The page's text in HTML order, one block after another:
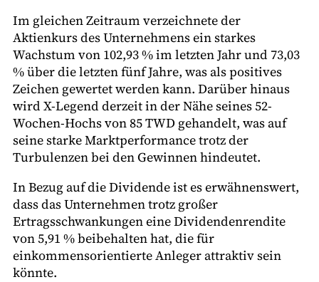
Im gleichen Zeitraum verzeichnete der
Aktienkurs des Unternehmens ein starkes
Wachstum von 102,93 % im letzten Jahr und 73,03
% über die letzten fünf Jahre, was als positives
Zeichen gewertet werden kann. Darüber hinaus
wird X-Legend derzeit in der Nähe seines 52-
Wochen-Hochs von 85 TWD gehandelt, was auf
seine starke Marktperformance trotz der
Turbulenzen bei den Gewinnen hindeutet.
In Bezug auf die Dividende ist es erwähnenswert,
dass das Unternehmen trotz großer
Ertragsschwankungen eine Dividendenrendite
von 5,91 % beibehalten hat, die für
einkommensorientierte Anleger attraktiv sein
könnte.